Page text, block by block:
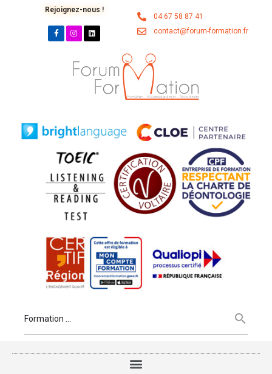
Rejoignez-nous !
04 67 58 87 41
contact@forum-formation.fr